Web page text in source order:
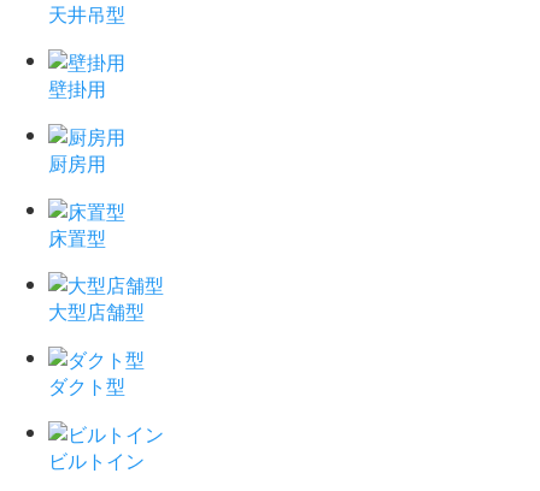
天井吊型
壁掛用
厨房用
床置型
大型店舗型
ダクト型
ビルトイン